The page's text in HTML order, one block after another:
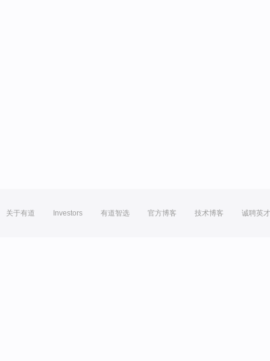
关于有道 Investors 有道智选 官方博客 技术博客 诚聘英才